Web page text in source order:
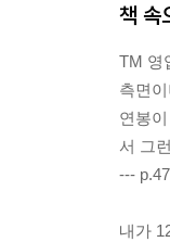
책 속
TM 영
측면
연봉
서 그
--- p.47
내가